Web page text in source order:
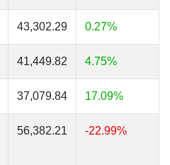
43,302.29 0.27%
41,449.82 4.75%
37,079.84 17.09%
56,382.21 -22.99%